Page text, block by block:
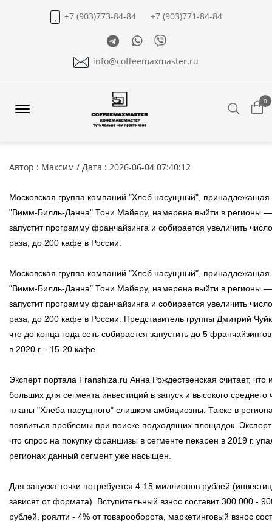
+7 (903)773-84-84
+7 (903)771-84-84
TelegramWhatsapp
Viber
info@coffeemaxmaster.ru
0
Автор : Максим / Дата : 2026-06-04 07:40:12
Московская группа компаний "Хлеб насущный", принадлежащая
"Вимм-Билль-Данна" Тони Майеру, намерена выйти в регионы —
запустит программу франчайзинга и собирается увеличить
раза, до 200 кафе в России.
Московская группа компаний "Хлеб насущный", принадлежащая
"Вимм-Билль-Данна" Тони Майеру, намерена выйти в регионы —
запустит программу франчайзинга и собирается увеличить
раза, до 200 кафе в России. Представитель группы Дмитрий
что до конца года сеть собирается запустить до 5
в 2020 г. - 15-20 кафе.
Эксперт портала Franshiza.ru Анна Рождественская считает, что
больших для сегмента инвестиций в запуск и высокого среднего
планы "Хлеба насущного" слишком амбициозны. Также в
появиться проблемы при поиске подходящих площадок. Эксперт
что спрос на покупку франшизы в сегменте пекарен в 2019 г.
регионах данный сегмент уже насыщен.
Для запуска точки потребуется 4-15 миллионов рублей
зависят от формата). Вступительный взнос составит 300 000 -
рублей, роялти - 4% от товарооборота, маркетинговый взнос